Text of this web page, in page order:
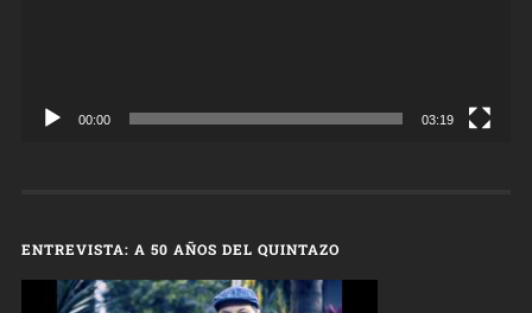
00:00 03:19
ENTREVISTA: A 50 AÑOS DEL QUINTAZO